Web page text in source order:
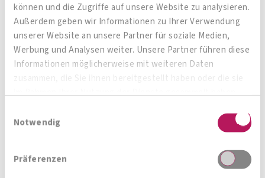
können und die Zugriffe auf unsere Website zu analysieren.
Außerdem geben wir Informationen zu Ihrer Verwendung
unserer Website an unsere Partner für soziale Medien,
Werbung und Analysen weiter. Unsere Partner führen diese
Informationen möglicherweise mit weiteren Daten
im Rahmen Ihrer Nutzung der Dienste gesammelt haben.
Notwendig
Präferenzen
Das könnte Sie
auch interessieren